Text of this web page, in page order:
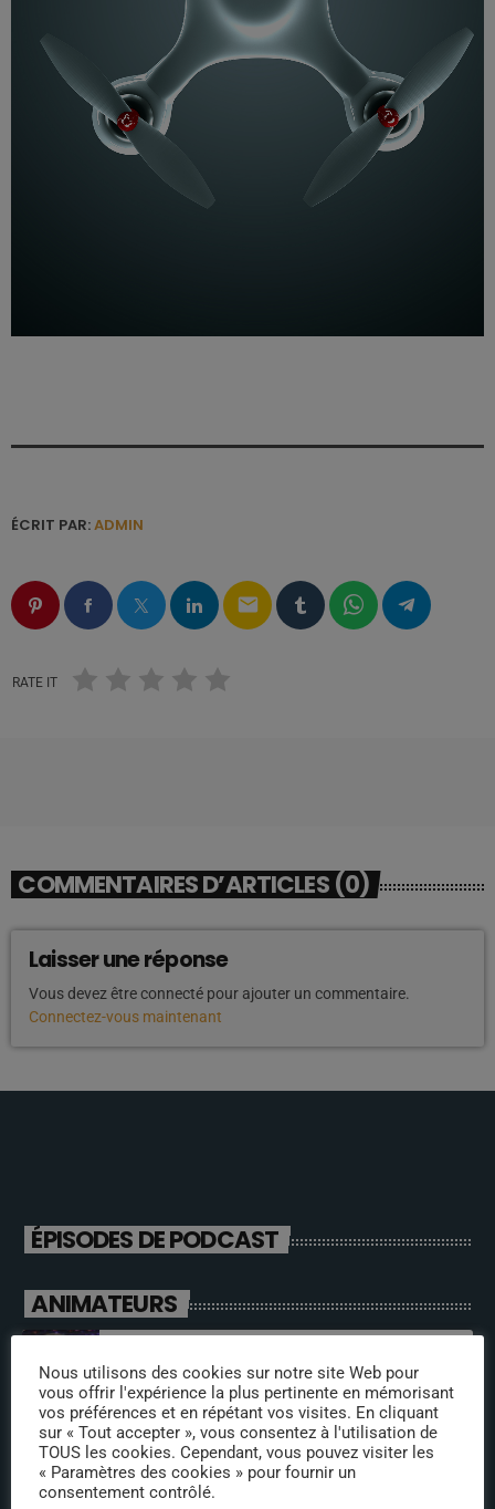
ÉCRIT PAR:ADMIN
email
RATE IT
COMMENTAIRES D’ARTICLES (0)
Laisser une réponse
Vous devez être connecté pour ajouter un commentaire.
Connectez-vous maintenant
ÉPISODES DE PODCAST
ANIMATEURS
jeremy
olivier
Nous utilisons des cookies sur notre site Web pour
vous offrir l'expérience la plus pertinente en mémorisant
vos préférences et en répétant vos visites. En cliquant
sur « Tout accepter », vous consentez à l'utilisation de
TOUS les cookies. Cependant, vous pouvez visiter les
« Paramètres des cookies » pour fournir un
consentement contrôlé.